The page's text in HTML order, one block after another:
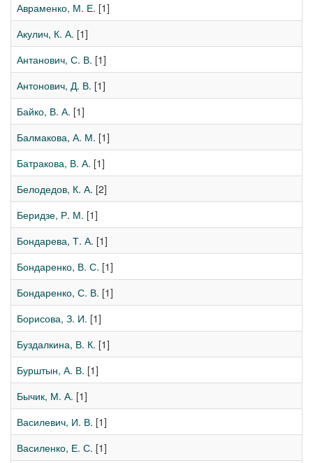
Авраменко, М. Е. [1]
Акулич, К. А. [1]
Антанович, С. В. [1]
Антонович, Д. В. [1]
Байко, В. А. [1]
Балмакова, А. М. [1]
Батракова, В. А. [1]
Белодедов, К. А. [2]
Беридзе, Р. М. [1]
Бондарева, Т. А. [1]
Бондаренко, В. С. [1]
Бондаренко, С. В. [1]
Борисова, З. И. [1]
Буздалкина, В. К. [1]
Бурштын, А. В. [1]
Бычик, М. А. [1]
Василевич, И. В. [1]
Василенко, Е. С. [1]